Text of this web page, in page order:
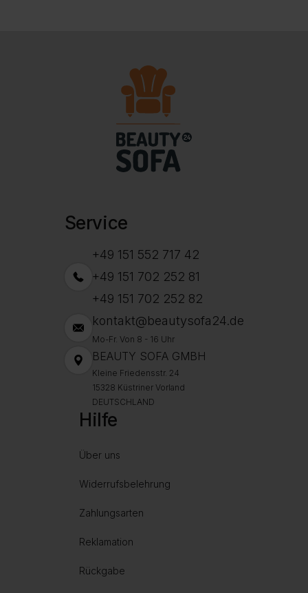
Service
+49 151 552 717 42
+49 151 702 252 81
+49 151 702 252 82
kontakt@beautysofa24.de
Mo-Fr. Von 8 - 16 Uhr
BEAUTY SOFA GMBH
Kleine Friedensstr. 24
15328 Küstriner Vorland
DEUTSCHLAND
Hilfe
Über uns
Widerrufsbelehrung
Zahlungsarten
Reklamation
Rückgabe